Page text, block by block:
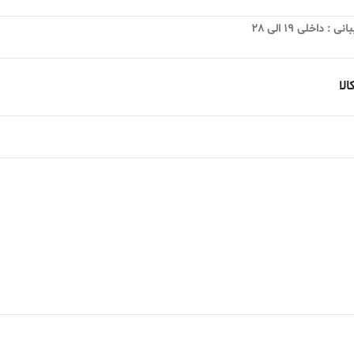
19 الی 28